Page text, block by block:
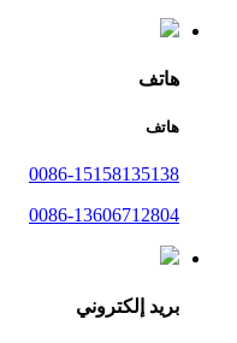
هاتف
هاتف
0086-15158135138
0086-13606712804
بريد إلكتروني